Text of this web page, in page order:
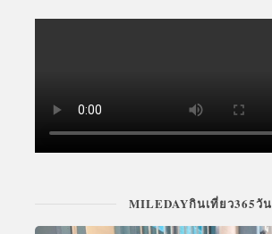
MILEDAYกินเที่ยว365วัน